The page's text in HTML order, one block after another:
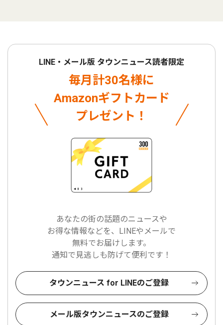
LINE・メール版 タウンニュース読者限定
毎月計30名様に
Amazonギフトカード
プレゼント！
あなたの街の話題のニュースや
お得な情報などを、LINEやメールで
無料でお届けします。
通知で見逃しも防げて便利です！
タウンニュース for LINEのご登録
メール版タウンニュースのご登録